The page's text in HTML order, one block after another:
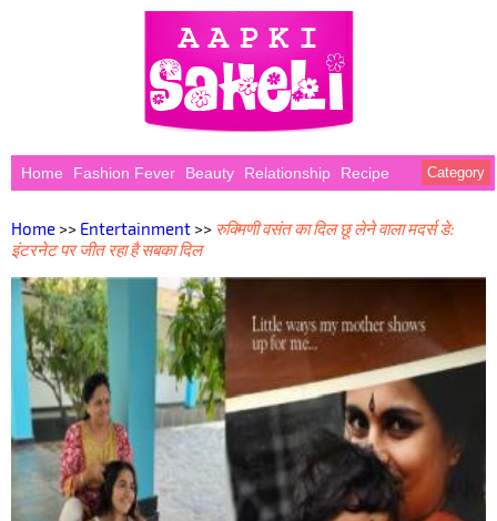
Home Fashion Fever Beauty Relationship Recipe Category
Home >> Entertainment >> रुक्मिणी वसंत का दिल छू लेने वाला मदर्स डे:
इंटरनेट पर जीत रहा है सबका दिल